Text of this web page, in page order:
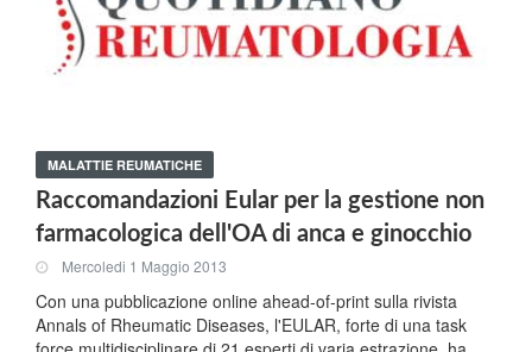
MALATTIE REUMATICHE
Raccomandazioni Eular per la gestione non
farmacologica dell'OA di anca e ginocchio
Mercoledi 1 Maggio 2013
Con una pubblicazione online ahead-of-print sulla rivista
Annals of Rheumatic Diseases, l'EULAR, forte di una task